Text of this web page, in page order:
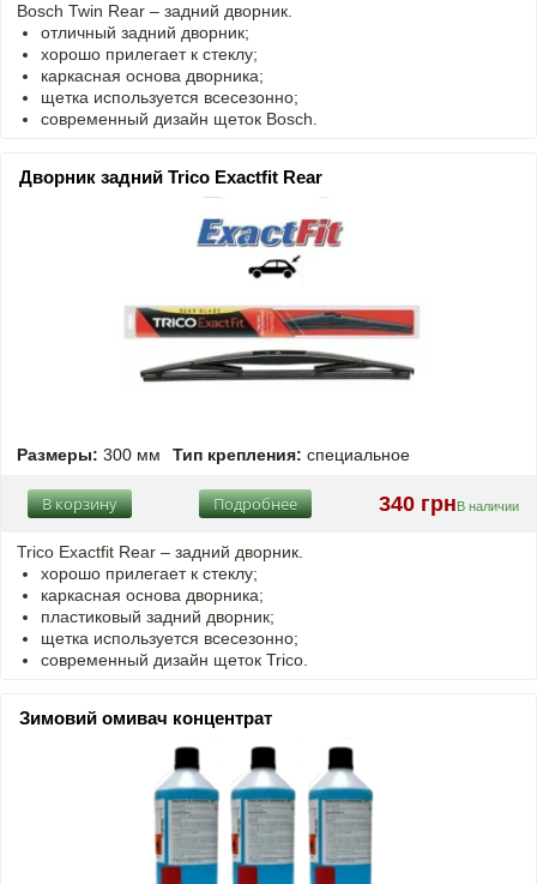
Bosch Twin Rear – задний дворник.
отличный задний дворник;
хорошо прилегает к стеклу;
каркасная основа дворника;
щетка используется всесезонно;
современный дизайн щеток Bosch.
Дворник задний Trico Exactfit Rear
Размеры: 300 мм Тип крепления: специальное
340 грн В наличии
Подробнее
В корзину
Trico Exactfit Rear – задний дворник.
хорошо прилегает к стеклу;
каркасная основа дворника;
пластиковый задний дворник;
щетка используется всесезонно;
современный дизайн щеток Trico.
Зимовий омивач концентрат